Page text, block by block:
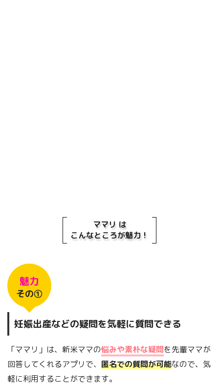
ママリ は
こんなところが魅力！
魅力
その①
妊娠出産などの疑問を気軽に質問できる
「ママリ」は、新米ママの悩みや素朴な疑問を先輩ママが
回答してくれるアプリで、 匿名での質問が可能なので、気
軽に利用することができます。